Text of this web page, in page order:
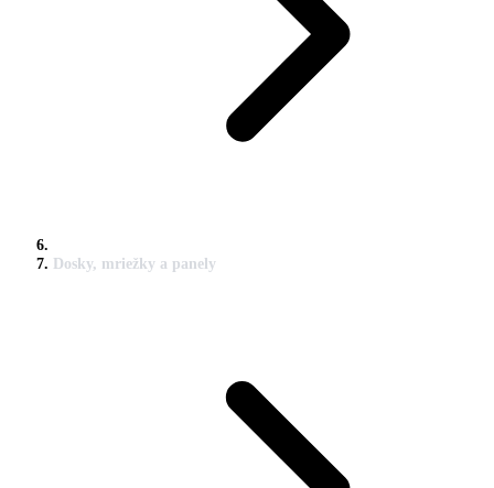
Dosky, mriežky a panely